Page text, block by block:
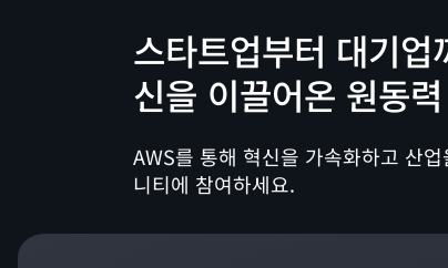
스타트업부터 대기
신을 이끌어온 원동
AWS를 통해 혁신을 가속화하고 산
니티에 참여하세요.